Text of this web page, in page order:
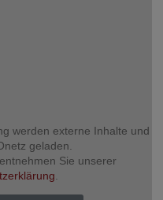
werden externe Inhalte und
geladen.
Sie unserer